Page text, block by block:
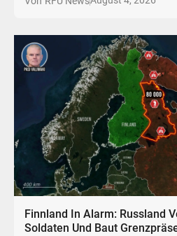
Finnland In Alarm: Russland
Soldaten Und Baut